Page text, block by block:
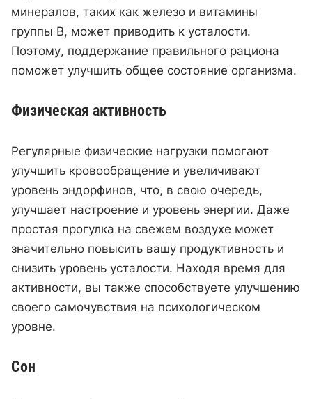
минералов, таких как железо и витамины
группы B, может приводить к усталости.
Поэтому, поддержание правильного рациона
поможет улучшить общее состояние организма.
Физическая активность
Регулярные физические нагрузки помогают
улучшить кровообращение и увеличивают
уровень эндорфинов, что, в свою очередь,
улучшает настроение и уровень энергии. Даже
простая прогулка на свежем воздухе может
значительно повысить вашу продуктивность и
снизить уровень усталости. Находя время для
активности, вы также способствуете улучшению
своего самочувствия на психологическом
уровне.
Сон